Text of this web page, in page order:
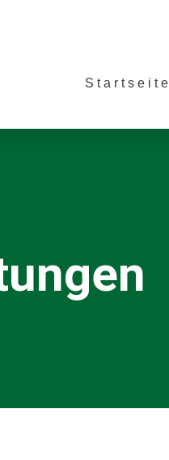
Startseite